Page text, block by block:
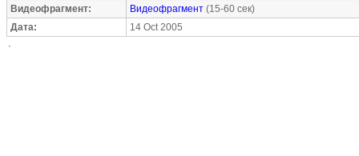
Видеофрагмент:
Видеофрагмент (15-60 сек)
Дата:
14 Oct 2005